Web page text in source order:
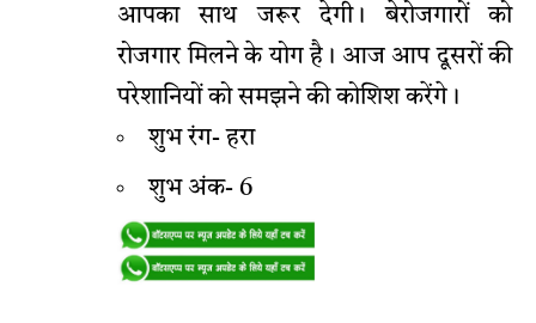
आपका साथ जरूर देगी। बेरोजगारों को
रोजगार मिलने के योग है। आज आप दूसरों की
परेशानियों को समझने की कोशिश करेंगे।
शुभ रंग- हरा
शुभ अंक- 6